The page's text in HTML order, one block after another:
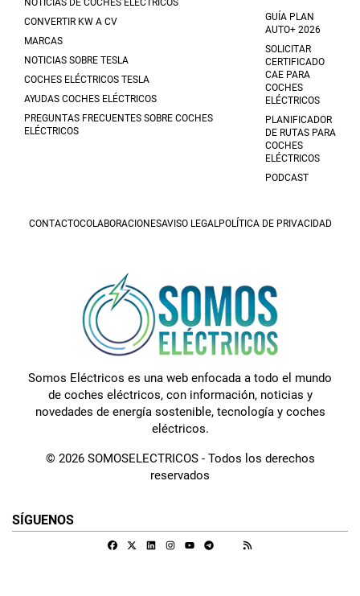
NOTICIAS DE COCHES ELÉCTRICOS
CONVERTIR KW A CV
MARCAS
NOTICIAS SOBRE TESLA
COCHES ELÉCTRICOS TESLA
AYUDAS COCHES ELÉCTRICOS
PREGUNTAS FRECUENTES SOBRE COCHES
ELÉCTRICOS
GUÍA PLAN
AUTO+ 2026
SOLICITAR
CERTIFICADO
CAE PARA
COCHES
ELÉCTRICOS
PLANIFICADOR
DE RUTAS PARA
COCHES
ELÉCTRICOS
PODCAST
CONTACTOCOLABORACIONESAVISO LEGALPOLÍTICA DE PRIVACIDAD
Somos Eléctricos es una web enfocada a todo el mundo
de coches eléctricos, con información, noticias y
novedades de energía sostenible, tecnología y coches
eléctricos.
© 2026 SOMOSELECTRICOS - Todos los derechos
reservados
SÍGUENOS
FacebookLinkedinInstagramTelegram
Google Discover